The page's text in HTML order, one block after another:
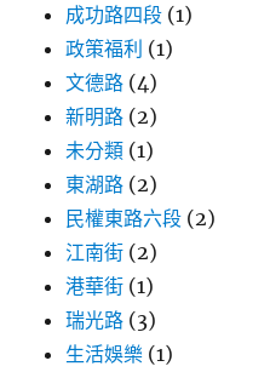
成功路四段 (1)
政策福利 (1)
文德路 (4)
新明路 (2)
未分類 (1)
東湖路 (2)
民權東路六段 (2)
江南街 (2)
港華街 (1)
瑞光路 (3)
生活娛樂 (1)